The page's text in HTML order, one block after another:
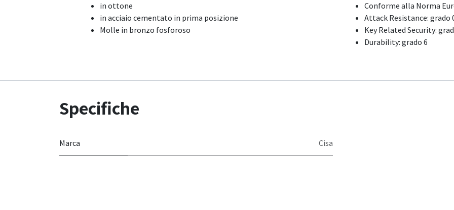
in ottone
in acciaio cementato in prima posizione
Molle in bronzo fosforoso
Conforme alla Norma
Attack Resistance: grado
Key Related Security:
Durability: grado 6
Specifiche
Marca Cisa